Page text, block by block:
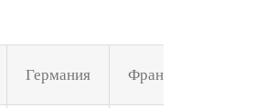
Германия Франция